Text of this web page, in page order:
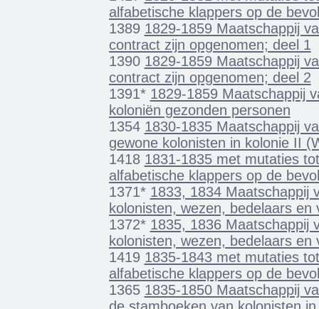
alfabetische klappers op de
1389 1829-1859 Maatschappij
contract zijn opgenomen; deel 1
1390 1829-1859 Maatschappij
contract zijn opgenomen; deel 2
1391* 1829-1859 Maatschappij
koloniën gezonden personen
1354 1830-1835 Maatschappij
gewone kolonisten in kolonie II
1418 1831-1835 met mutaties
alfabetische klappers op de
1371* 1833, 1834 Maatschappij
kolonisten, wezen, bedelaars en
1372* 1835, 1836 Maatschappij
kolonisten, wezen, bedelaars en
1419 1835-1843 met mutaties
alfabetische klappers op de
1365 1835-1850 Maatschappij